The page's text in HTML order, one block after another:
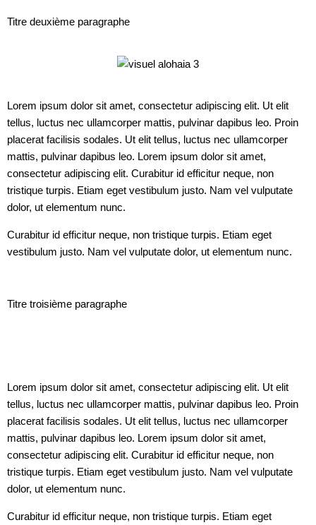
Titre deuxième paragraphe
Lorem ipsum dolor sit amet, consectetur adipiscing elit. Ut elit
tellus, luctus nec ullamcorper mattis, pulvinar dapibus leo. Proin
placerat facilisis sodales. Ut elit tellus, luctus nec ullamcorper
mattis, pulvinar dapibus leo. Lorem ipsum dolor sit amet,
consectetur adipiscing elit. Curabitur id efficitur neque, non
tristique turpis. Etiam eget vestibulum justo. Nam vel vulputate
dolor, ut elementum nunc.
Curabitur id efficitur neque, non tristique turpis. Etiam eget
vestibulum justo. Nam vel vulputate dolor, ut elementum nunc.
Titre troisième paragraphe
Lorem ipsum dolor sit amet, consectetur adipiscing elit. Ut elit
tellus, luctus nec ullamcorper mattis, pulvinar dapibus leo. Proin
placerat facilisis sodales. Ut elit tellus, luctus nec ullamcorper
mattis, pulvinar dapibus leo. Lorem ipsum dolor sit amet,
consectetur adipiscing elit. Curabitur id efficitur neque, non
tristique turpis. Etiam eget vestibulum justo. Nam vel vulputate
dolor, ut elementum nunc.
Curabitur id efficitur neque, non tristique turpis. Etiam eget